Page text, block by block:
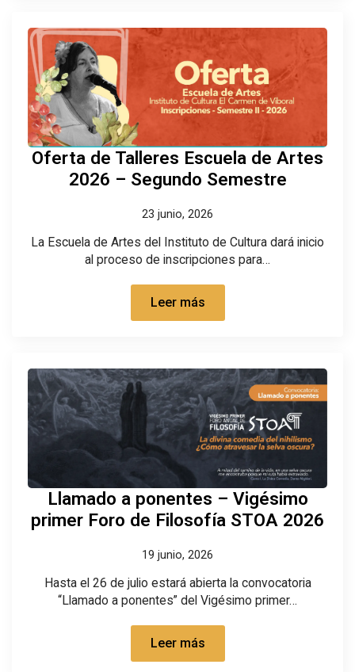
Oferta de Talleres Escuela de Artes
2026 – Segundo Semestre
23 junio, 2026
La Escuela de Artes del Instituto de Cultura dará inicio
al proceso de inscripciones para…
Leer más
Llamado a ponentes – Vigésimo
primer Foro de Filosofía STOA 2026
19 junio, 2026
Hasta el 26 de julio estará abierta la convocatoria
“Llamado a ponentes” del Vigésimo primer…
Leer más